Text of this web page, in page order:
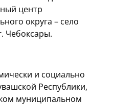
центр
округа – село
Чебоксары.
и социально
Республики,
муниципальном